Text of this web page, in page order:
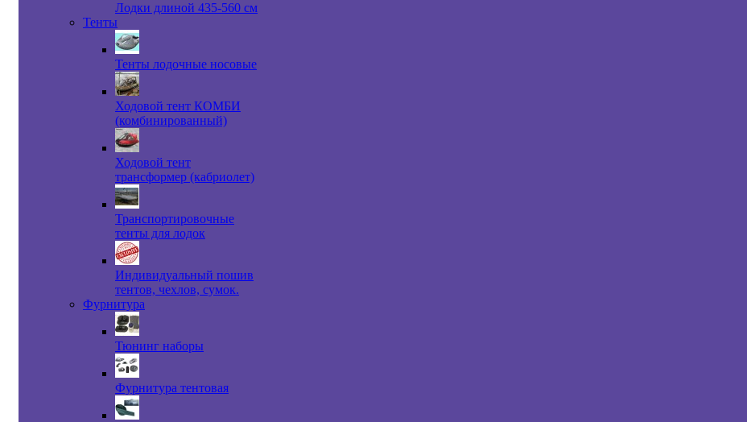
Лодки длиной 435-560 см
Тенты
Тенты лодочные носовые
Ходовой тент КОМБИ
(комбинированный)
Ходовой тент
трансформер (кабриолет)
Транспортировочные
тенты для лодок
Индивидуальный пошив
тентов, чехлов, сумок.
Фурнитура
Тюнинг наборы
Фурнитура тентовая